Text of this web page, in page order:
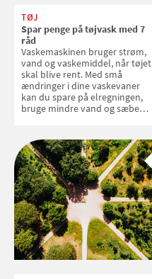
TØJ
Spar penge på tøjvask med 7
råd
Vaskemaskinen bruger strøm,
vand og vaskemiddel, når tøjet
skal blive rent. Med små
ændringer i dine vaskevaner
kan du spare på elregningen,
bruge mindre vand og sæbe
enkle råd til at spare penge på
tøjvasken